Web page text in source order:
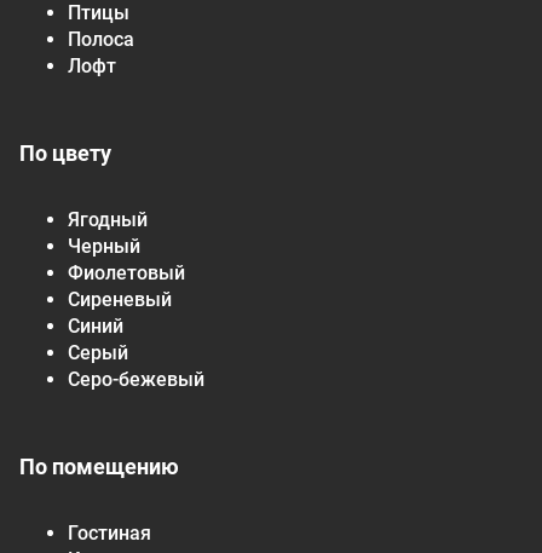
Птицы
Полоса
Лофт
По цвету
Ягодный
Черный
Фиолетовый
Сиреневый
Синий
Серый
Серо-бежевый
По помещению
Гостиная